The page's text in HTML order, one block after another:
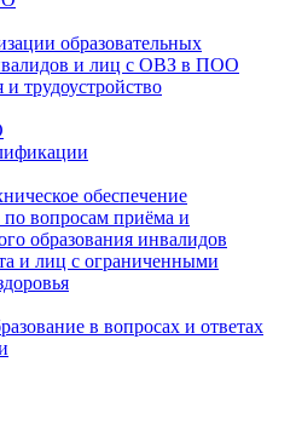
образовательных
и лиц с ОВЗ в ПОО
трудоустройство
обеспечение
по вопросам приёма и
образования инвалидов
и лиц с ограниченными
в вопросах и ответах